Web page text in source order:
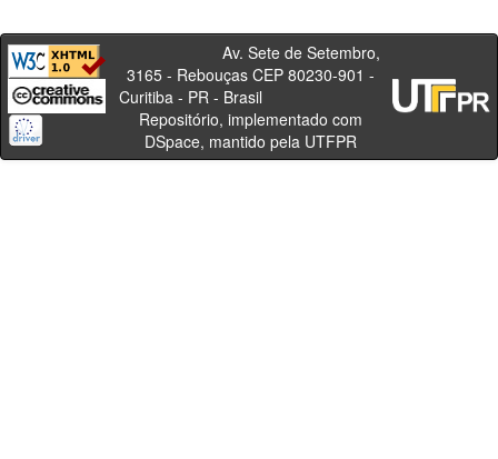
Av. Sete de Setembro,
3165 - Rebouças CEP 80230-901 -
Curitiba - PR - Brasil
Repositório, implementado com
DSpace, mantido pela UTFPR